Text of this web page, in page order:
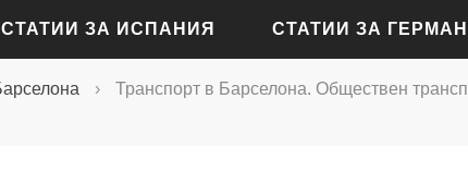
СТАТИИ ЗА ИСПАНИЯ СТАТИИ ЗА
›
Транспорт в Барселона. Обществен